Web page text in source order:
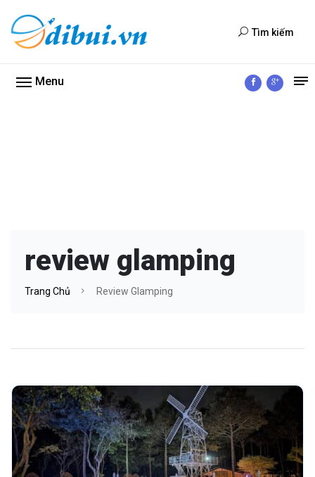
Tìm kiếm
Menu
review glamping
Trang Chủ Review Glamping